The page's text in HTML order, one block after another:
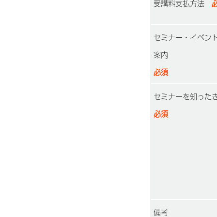
受講料支払方法
セミナー・イベン
案内
必須
セミナーを知った
必須
備考